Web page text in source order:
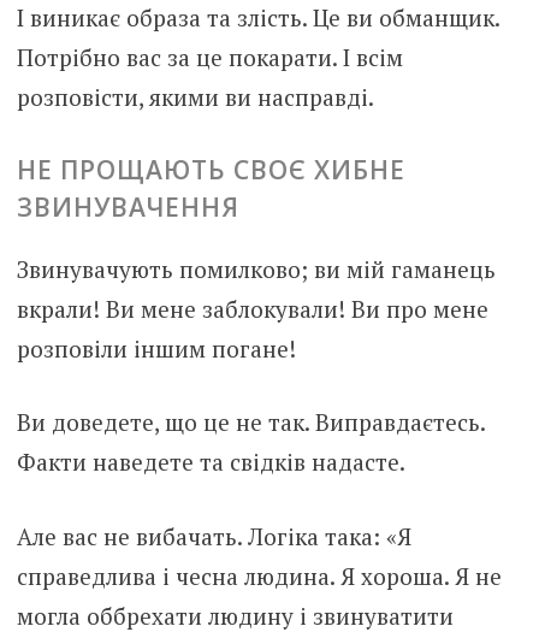
І виникає образа та злість. Це ви обманщик.
Потрібно вас за це покарати. І всім
розповісти, якими ви насправді.
НЕ ПРОЩАЮТЬ СВОЄ ХИБНЕ
ЗВИНУВАЧЕННЯ
Звинувачують помилково; ви мій гаманець
вкрали! Ви мене заблокували! Ви про мене
розповіли іншим погане!
Ви доведете, що це не так. Виправдаєтесь.
Факти наведете та свідків надасте.
Але вас не вибачать. Логіка така: «Я
справедлива і чесна людина. Я хороша. Я не
могла оббрехати людину і звинуватити